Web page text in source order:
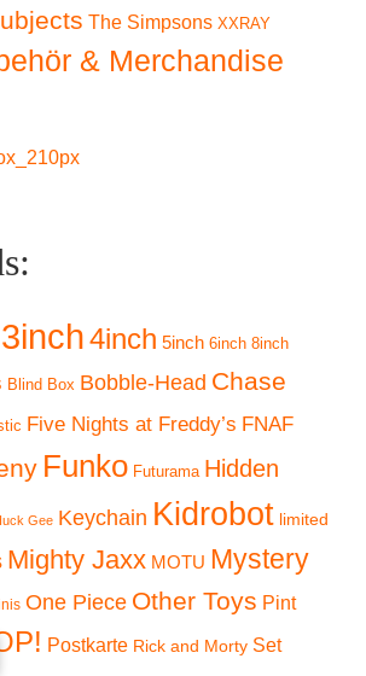
The Simpsons XXRAY
& Merchandise
3inch4inch 5inch 6inch 8inch
Blind Box Bobble-Head Chase
Five Nights at Freddy’s FNAF
Funko Futurama Hidden
Gee Keychain Kidrobot limited
Mighty Jaxx MOTU Mystery
One Piece Other Toys Pint
Postkarte Rick and Morty Set